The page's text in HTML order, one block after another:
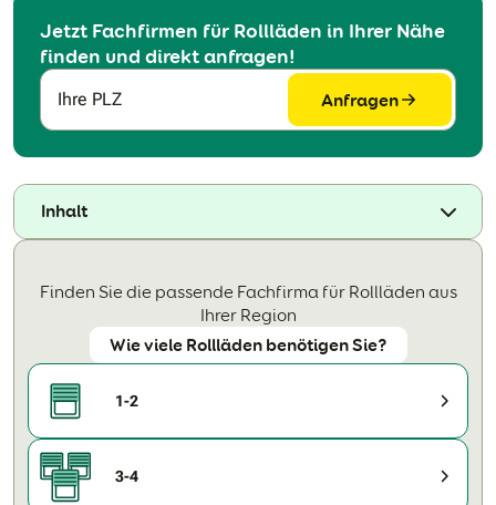
Jetzt Fachfirmen für Rollläden in Ihrer Nähe
finden und direkt anfragen!
Ihre PLZ Anfragen
Inhalt
Finden Sie die passende Fachfirma für Rollläden aus
Ihrer Region
Wie viele Rollläden benötigen Sie?
1-2
3-4